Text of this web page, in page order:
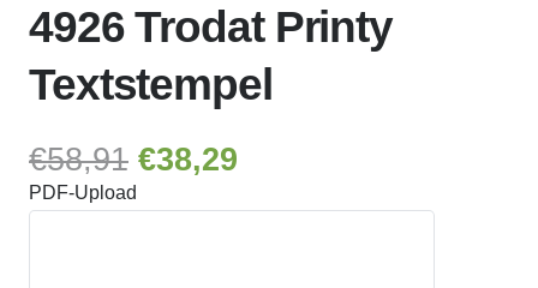
4926 Trodat Printy
Textstempel
€58,91 Ursprünglicher
€38,29
PDF-Upload